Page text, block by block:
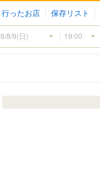
行ったお店 保存リスト